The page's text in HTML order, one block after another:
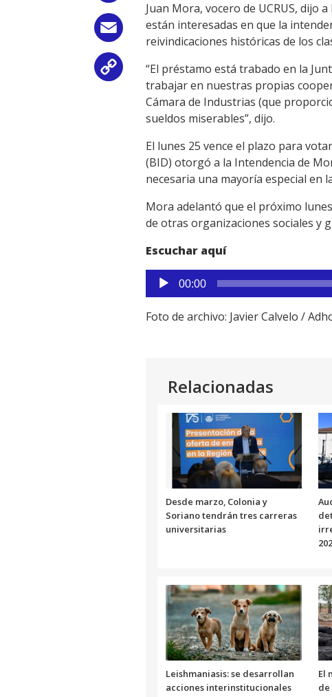
Email
Copy
Link
Juan Mora, vocero de UCRUS,
están interesadas en que la
reivindicaciones históricas de los
“El préstamo está trabado en la
trabajar en nuestras propias
Cámara de Industrias (que
sueldos miserables”, dijo.
El lunes 25 vence el plazo para
(BID) otorgó a la Intendencia de
necesaria una mayoría especial en
Mora adelantó que el próximo
de otras organizaciones sociales y
Escuchar aquí
Reproductor
de
audio
00:00
Foto de archivo: Javier Calvelo /
Relacionadas
Desde marzo, Colonia y
Soriano tendrán tres carreras
universitarias
Leishmaniasis: se desarrollan
acciones interinstitucionales
El
de